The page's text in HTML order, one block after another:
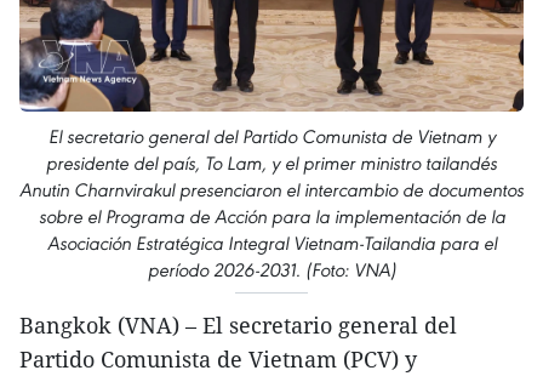
El secretario general del Partido Comunista de Vietnam y
presidente del país, To Lam, y el primer ministro tailandés
Anutin Charnvirakul presenciaron el intercambio de documentos
sobre el Programa de Acción para la implementación de la
Asociación Estratégica Integral Vietnam-Tailandia para el
período 2026-2031. (Foto: VNA)
Bangkok (VNA) – El secretario general del
Partido Comunista de Vietnam (PCV) y